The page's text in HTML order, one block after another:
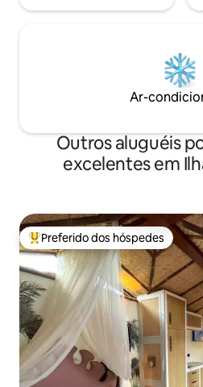
Ar-
Outros aluguéis
excelentes em
Entre os melhores preferidos
Preferido dos hóspedes